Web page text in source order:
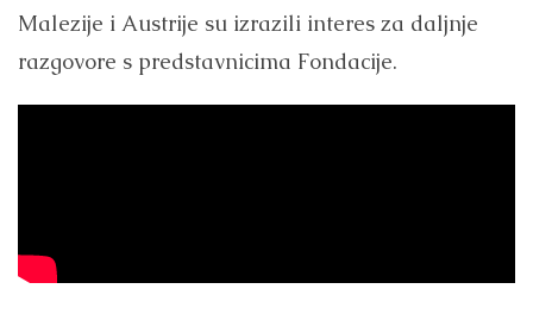
Malezije i Austrije su izrazili interes za daljnje
razgovore s predstavnicima Fondacije.